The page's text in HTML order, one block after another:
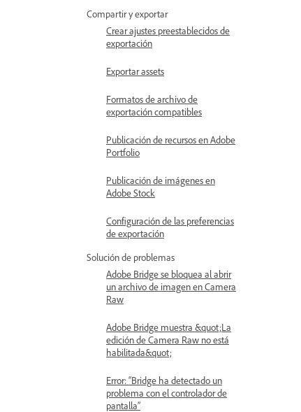
Compartir y exportar
Crear ajustes preestablecidos de
exportación
Exportar assets
Formatos de archivo de
exportación compatibles
Publicación de recursos en Adobe
Portfolio
Publicación de imágenes en
Adobe Stock
Configuración de las preferencias
de exportación
Solución de problemas
Adobe Bridge se bloquea al abrir
un archivo de imagen en Camera
Raw
Adobe Bridge muestra &quot;La
edición de Camera Raw no está
habilitada&quot;
Error: “Bridge ha detectado un
problema con el controlador de
pantalla”